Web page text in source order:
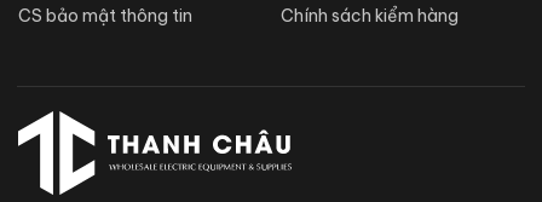
CS bảo mật thông tin
Chính sách kiểm hàng